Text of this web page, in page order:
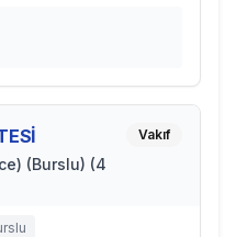
(Burslu) (4
Vakıf